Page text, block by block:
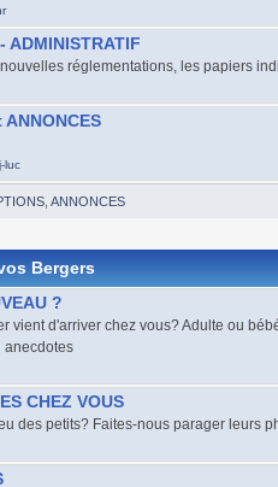
ADMINISTRATIF
réglementations, les papiers
ANNONCES
j-luc
ANNONCES
Bergers
?
vient d'arriver chez vous? Adulte ou
anecdotes
CHEZ VOUS
des petits? Faites-nous parager leurs